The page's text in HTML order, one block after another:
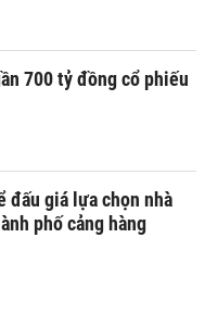
700 tỷ đồng cổ phiếu
đấu giá lựa chọn nhà
phố cảng hàng